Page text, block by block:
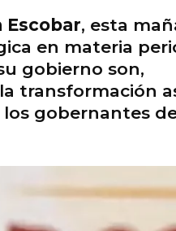
Escobar, esta
en materia
gobierno son,
transformación
gobernantes